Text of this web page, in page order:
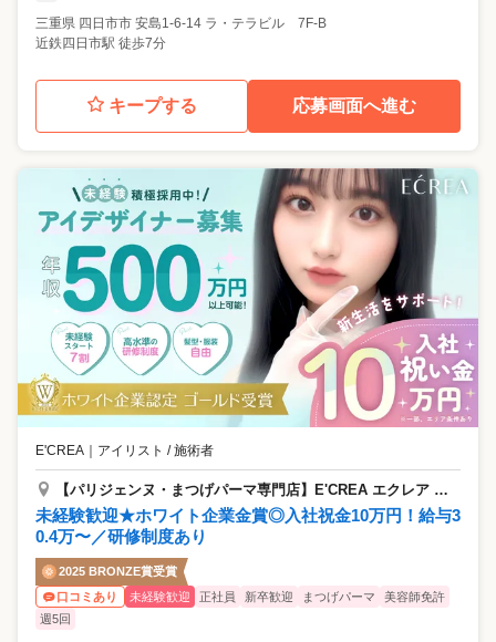
三重県 四日市市 安島1-6-14 ラ・テラビル 7F-B
近鉄四日市駅 徒歩7分
キープする 応募画面へ進む
E'CREA アイリスト / 施術者
【パリジェンヌ・まつげパーマ専門店】E'CREA エクレア 四日市店
未経験歓迎★ホワイト企業金賞◎入社祝金10万円！給与3
0.4万〜／研修制度あり
2025 BRONZE賞受賞
口コミあり
未経験歓迎 正社員 新卒歓迎 まつげパーマ
美容師免許
週5回